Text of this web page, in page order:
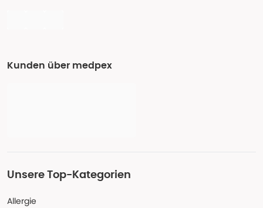
Kunden über medpex
Unsere Top-Kategorien
Allergie